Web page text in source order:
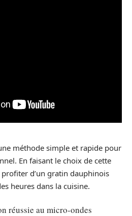
méthode simple et rapide pour
En faisant le choix de cette
d’un gratin dauphinois
heures dans la cuisine.
réussie au micro-ondes